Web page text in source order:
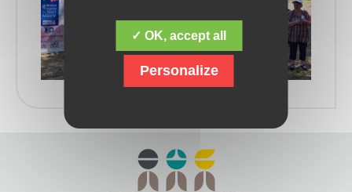
✓ OK, accept all
Personalize